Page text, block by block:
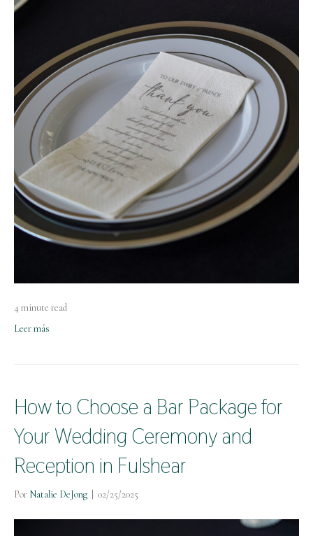
4 minute read
Leer más
How to Choose a Bar Package for
Your Wedding Ceremony and
Reception in Fulshear
Por Natalie DeJong 02/25/2025